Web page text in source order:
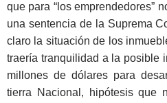
que para “los emprendedores”
una sentencia de la Suprema
claro la situación de los
traería tranquilidad a la posible
millones de dólares para
tierra Nacional, hipótesis que